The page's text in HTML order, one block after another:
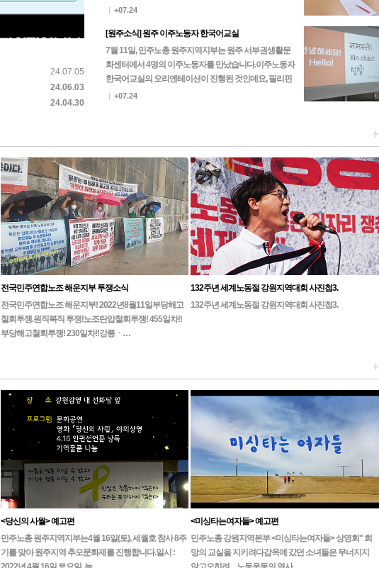
24.07.05
24.06.03
24.04.30
위해, 노동자 합창단은 한 마음 한 뜻으로…
| +07.24
[원주소식] 원주 이주노동자 한국어교실
7월 11일, 민주노총 원주지역지부는 원주 서부권생활문
화센터에서 4명의 이주노동자를 만났습니다.이주노동자
한국어교실의 오리엔테이션이 진행된 것인데요, 필리핀
과 네팔 노동자들이 찾아주셨고 이후 진행되는 본 수업에
| +07.24
+
전국민주연합노조 해운지부 투쟁소식
전국민주연합노조 해운지부! 2022년8월11일부당해고
철회투쟁.원직복직 투쟁!노조탄압철회투쟁! 455일차!!
부당해고철회투쟁! 230일차!!강릉ㆍ…
132주년 세계노동절 강원지역대회 사진첩3.
132주년 세계노동절 강원지역대회 사진첩3.
+
<당신의 사월> 예고편
민주노총 원주지역지부는4월 16일(토), 세월호 참사 8주
기를 맞아 원주지역 추모문화제를 진행합니다.일시 :
<미싱타는여자들> 예고편
민주노총 강원지역본부 <미싱타는여자들> 상영회" 희
망의 교실을 지키려다감옥에 갔던 소녀들은 무너지지